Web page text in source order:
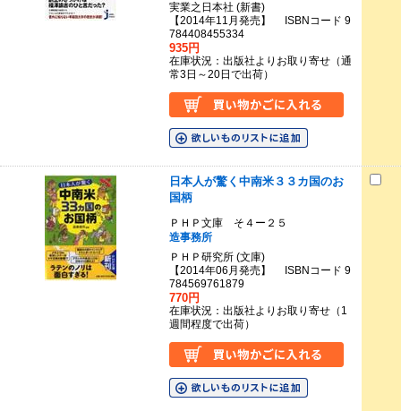
実業之日本社 (新書)
【2014年11月発売】 ISBNコード 9
784408455334
935円
在庫状況：出版社よりお取り寄せ（通
常3日～20日で出荷）
日本人が驚く中南米３３カ国のお
国柄
ＰＨＰ文庫 そ４ー２５
造事務所
ＰＨＰ研究所 (文庫)
【2014年06月発売】 ISBNコード 9
784569761879
770円
在庫状況：出版社よりお取り寄せ（1
週間程度で出荷）